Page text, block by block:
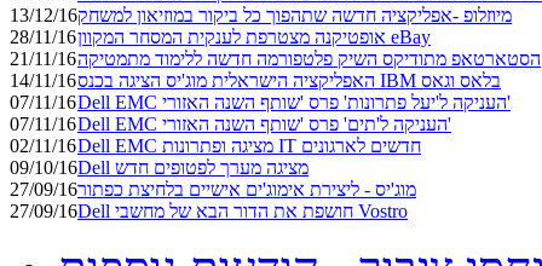
13/12/16מיוזלופ -אפליקציה חדשה שתהפוך כל ביקור במוזיאון למשחק
28/11/16
אופטיקנה מצטרפת לענקית המסחר המקוון eBay
21/11/16הסטארטאפ מתודיקס השיק פלטפורמה חדשה ללימוד מתמטיקה
14/11/16
האפליקציה הישראלית מוג'יס הציגה בכנס IBM בלאס וגאס
07/11/16
Dell EMC העניקה ל'יעל פתרונות' פרס 'שותף השנה האזורי'
07/11/16
Dell EMC העניקה ל'תים' פרס 'שותף השנה האזורי'
02/11/16
Dell EMC מציגה ופתרונות IT חדשים לארגונים
09/10/16
Dell מציגה מערך לפטופים חדש
27/09/16מוג'יס - ליצירת אימוג'ים אישיים בלחיצת כפתור
27/09/16
Dell חושפת את הדור הבא של מחשבי Vostro